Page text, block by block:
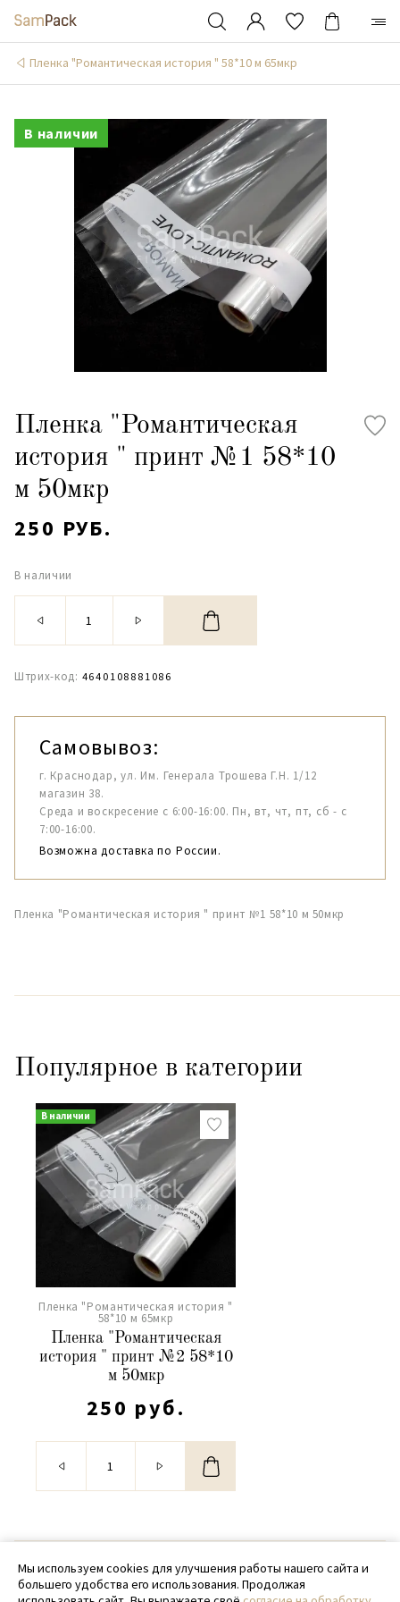
Пленка "Романтическая история " 58*10 м 65мкр
В наличии
Пленка "Романтическая
история " принт №1 58*10
м 50мкр
250 РУБ.
В наличии
Штрих-код: 4640108881086
Самовывоз:
г. Краснодар, ул. Им. Генерала Трошева Г.Н. 1/12
магазин 38.
Среда и воскресение с 6:00-16:00. Пн, вт, чт, пт, сб - с
7:00-16:00.
Возможна доставка по России.
Пленка "Романтическая история " принт №1 58*10 м 50мкр
Популярное в категории
В наличии
Пленка "Романтическая история "
58*10 м 65мкр
Пленка "Романтическая
история " принт №2 58*10
м 50мкр
250 руб.
© 2020 - 2026 SamPack
+ 7 (918) 699-97-87
Мы используем cookies для улучшения работы нашего сайта и
большего удобства его использования. Продолжая